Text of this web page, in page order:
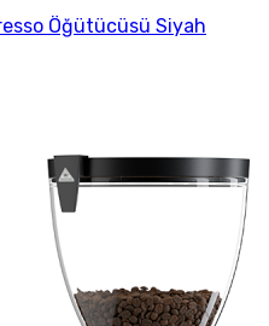
Öğütücüsü Siyah